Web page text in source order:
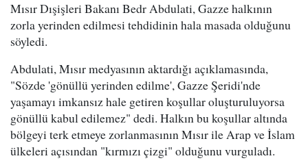
Mısır Dışişleri Bakanı Bedr Abdulati, Gazze halkının
zorla yerinden edilmesi tehdidinin hala masada olduğunu
söyledi.
Abdulati, Mısır medyasının aktardığı açıklamasında,
"Sözde 'gönüllü yerinden edilme', Gazze Şeridi'nde
yaşamayı imkansız hale getiren koşullar oluşturuluyorsa
gönüllü kabul edilemez" dedi. Halkın bu koşullar altında
bölgeyi terk etmeye zorlanmasının Mısır ile Arap ve İslam
ülkeleri açısından "kırmızı çizgi" olduğunu vurguladı.